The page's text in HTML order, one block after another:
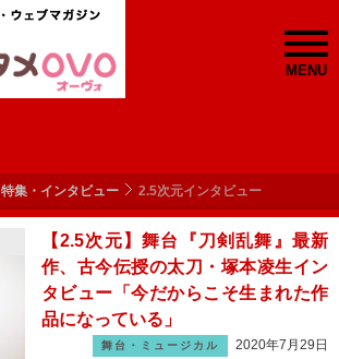
MENU
特集・インタビュー 2.5次元インタビュー
【2.5次元】舞台『刀剣乱舞』最新
作、古今伝授の太刀・塚本凌生イン
タビュー「今だからこそ生まれた作
品になっている」
舞台・ミュージカル 2020年7月29日